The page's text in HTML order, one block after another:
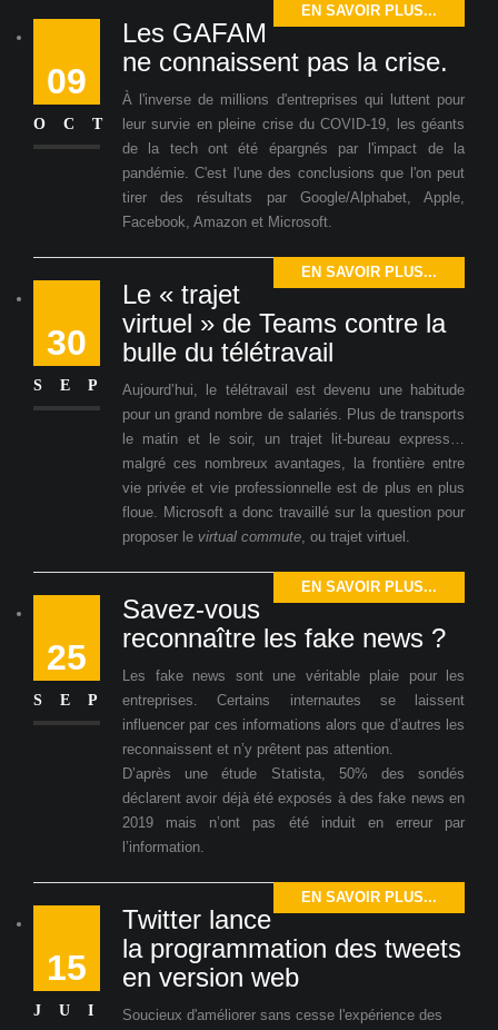
EN SAVOIR PLUS...
09
OCT
Les GAFAM
ne connaissent pas la crise.
À l'inverse de millions d'entreprises qui luttent pour
leur survie en pleine crise du COVID-19, les géants
de la tech ont été épargnés par l'impact de la
pandémie. C'est l'une des conclusions que l'on peut
tirer des résultats par Google/Alphabet, Apple,
Facebook, Amazon et Microsoft.
EN SAVOIR PLUS...
30
SEP
Le « trajet
virtuel » de Teams contre la
bulle du télétravail
Aujourd’hui, le télétravail est devenu une habitude
pour un grand nombre de salariés. Plus de transports
le matin et le soir, un trajet lit-bureau express…
malgré ces nombreux avantages, la frontière entre
vie privée et vie professionnelle est de plus en plus
floue. Microsoft a donc travaillé sur la question pour
proposer le virtual commute, ou trajet virtuel.
EN SAVOIR PLUS...
25
SEP
Savez-vous
reconnaître les fake news ?
Les fake news sont une véritable plaie pour les
entreprises. Certains internautes se laissent
influencer par ces informations alors que d’autres les
reconnaissent et n’y prêtent pas attention.
D’après une étude Statista, 50% des sondés
déclarent avoir déjà été exposés à des fake news en
2019 mais n’ont pas été induit en erreur par
l’information.
EN SAVOIR PLUS...
15
JUI
Twitter lance
la programmation des tweets
en version web
Soucieux d'améliorer sans cesse l'expérience des